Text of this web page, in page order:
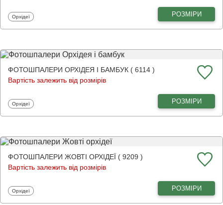
Фотошпалери
Орхідеї РОЗМІРИ
ФОТОШПАЛЕРИ ОРХІДЕЯ І БАМБУК ( 6114 )
Вартість залежить від розмірів
Фотошпалери
Орхідеї РОЗМІРИ
ФОТОШПАЛЕРИ ЖОВТІ ОРХІДЕЇ ( 9209 )
Вартість залежить від розмірів
Фотошпалери
Орхідеї РОЗМІРИ